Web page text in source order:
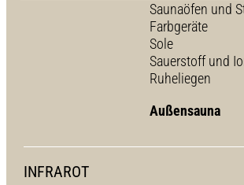
Saunaöfen und
Farbgeräte
Sole
Sauerstoff und
Ruheliegen
Außensauna
INFRAROT